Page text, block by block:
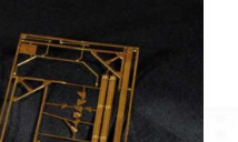
/ DETALLES